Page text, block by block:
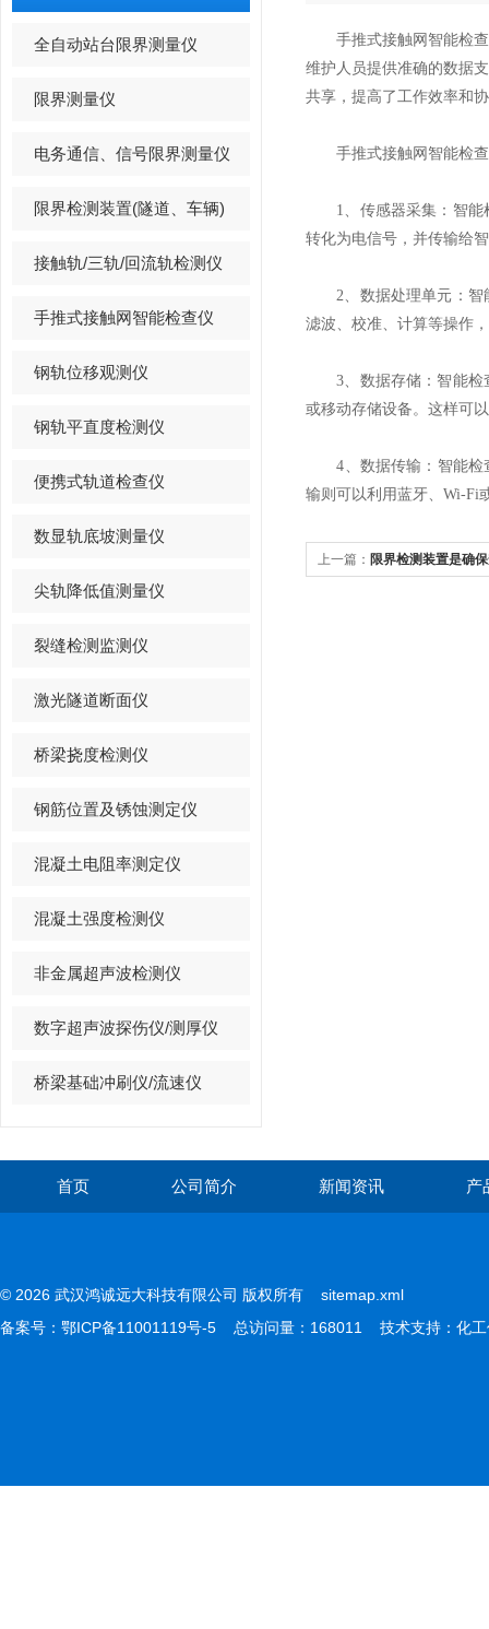
全自动站台限界测量仪
限界测量仪
电务通信、信号限界测量仪
限界检测装置(隧道、车辆)
接触轨/三轨/回流轨检测仪
手推式接触网智能检查仪
钢轨位移观测仪
钢轨平直度检测仪
便携式轨道检查仪
数显轨底坡测量仪
尖轨降低值测量仪
裂缝检测监测仪
激光隧道断面仪
桥梁挠度检测仪
钢筋位置及锈蚀测定仪
混凝土电阻率测定仪
混凝土强度检测仪
非金属超声波检测仪
数字超声波探伤仪/测厚仪
桥梁基础冲刷仪/流速仪
手推式接触网智能检查
维护人员提供准确的数据
共享，提高了工作效率和
手推式接触网智能检查
1、传感器采集：智能检
转化为电信号，并传输给
2、数据处理单元：智能
滤波、校准、计算等操作
3、数据存储：智能检查
或移动存储设备。这样可
4、数据传输：智能检查
输则可以利用蓝牙、Wi-Fi
上一篇： 限界检测装置是确
首页 公司简介 新闻资讯 产
© 2026 武汉鸿诚远大科技有限公司 版权所有 sitemap.xml
备案号： 鄂ICP备11001119号-5 总访问量：168011 技术支持： 化